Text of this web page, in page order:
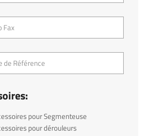
pour Segmenteuse
pour dérouleurs